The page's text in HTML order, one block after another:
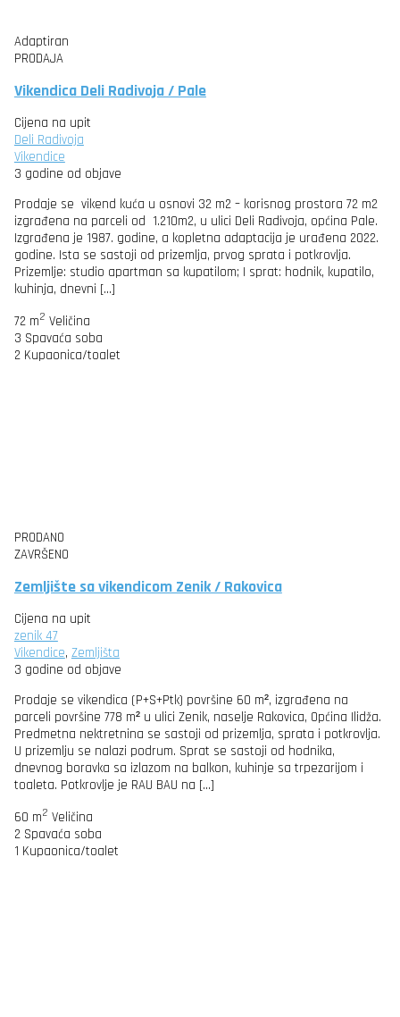
Adaptiran
PRODAJA
Vikendica Deli Radivoja / Pale
Cijena na upit
Deli Radivoja
Vikendice
3 godine od objave
Prodaje se vikend kuća u osnovi 32 m2 – korisnog prostora 72 m2
izgrađena na parceli od 1.210m2, u ulici Deli Radivoja, općina Pale.
Izgrađena je 1987. godine, a kopletna adaptacija je urađena 2022.
godine. Ista se sastoji od prizemlja, prvog sprata i potkrovlja.
Prizemlje: studio apartman sa kupatilom; I sprat: hodnik, kupatilo,
kuhinja, dnevni […]
72 m2 Veličina
3 Spavaća soba
2 Kupaonica/toalet
PRODANO
ZAVRŠENO
Zemljište sa vikendicom Zenik / Rakovica
Cijena na upit
zenik 47
Vikendice, Zemljišta
3 godine od objave
Prodaje se vikendica (P+S+Ptk) površine 60 m², izgrađena na
parceli površine 778 m² u ulici Zenik, naselje Rakovica, Općina Ilidža.
Predmetna nektretnina se sastoji od prizemlja, sprata i potkrovlja.
U prizemlju se nalazi podrum. Sprat se sastoji od hodnika,
dnevnog boravka sa izlazom na balkon, kuhinje sa trpezarijom i
toaleta. Potkrovlje je RAU BAU na […]
60 m2 Veličina
2 Spavaća soba
1 Kupaonica/toalet